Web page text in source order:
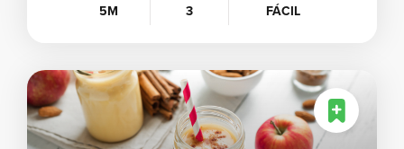
5M
3
FÁCIL